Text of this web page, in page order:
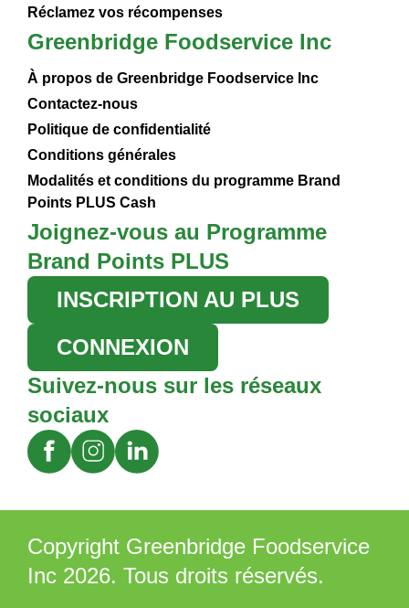
Réclamez vos récompenses
Greenbridge Foodservice Inc
À propos de Greenbridge Foodservice Inc
Contactez-nous
Politique de confidentialité
Conditions générales
Modalités et conditions du programme Brand
Points PLUS Cash
Joignez-vous au Programme
Brand Points PLUS
INSCRIPTION AU PLUS
CONNEXION
Suivez-nous sur les réseaux
sociaux
Copyright Greenbridge Foodservice
Inc 2026. Tous droits réservés.